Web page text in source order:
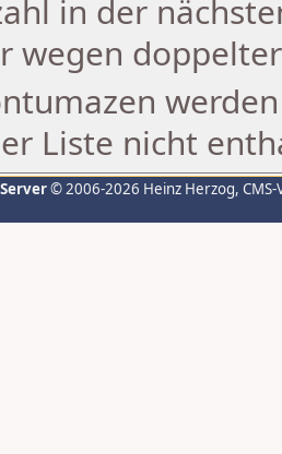
in der
wegen
Liste nicht
© 2006-2026 Heinz Herzog,